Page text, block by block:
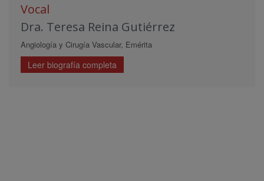
Vocal
Dra. Teresa Reina Gutiérrez
Angiología y Cirugía Vascular, Emérita
Leer biografía completa